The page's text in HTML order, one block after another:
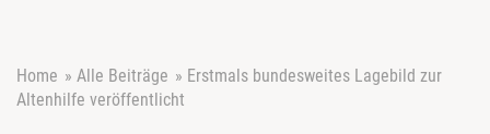
Home » Alle Beiträge » Erstmals bundesweites Lagebild zur
Altenhilfe veröffentlicht